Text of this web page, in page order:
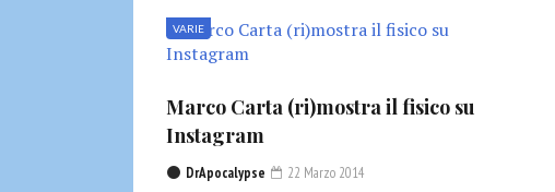
VARIE
Marco Carta (ri)mostra il fisico su
Instagram
DrApocalypse 22 Marzo 2014